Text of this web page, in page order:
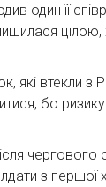
її
втекли з
бо
з